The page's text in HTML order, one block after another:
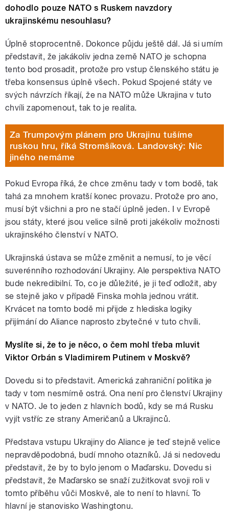
dohodlo pouze NATO s Ruskem navzdory
ukrajinskému nesouhlasu?
Úplně stoprocentně. Dokonce půjdu ještě dál. Já si umím
představit, že jakákoliv jedna země NATO je schopna
tento bod prosadit, protože pro vstup členského státu je
třeba konsensus úplně všech. Pokud Spojené státy ve
svých návrzích říkají, že na NATO může Ukrajina v tuto
chvíli zapomenout, tak to je realita.
Za Trumpovým plánem pro Ukrajinu tušíme
ruskou hru, říká Stromšíková. Landovský: Nic
jiného nemáme
Pokud Evropa říká, že chce změnu tady v tom bodě, tak
tahá za mnohem kratší konec provazu. Protože pro ano,
musí být všichni a pro ne stačí úplně jeden. I v Evropě
jsou státy, které jsou velice silně proti jakékoliv možnosti
ukrajinského členství v NATO.
Ukrajinská ústava se může změnit a nemusí, to je věcí
suverénního rozhodování Ukrajiny. Ale perspektiva NATO
bude nekredibilní. To, co je důležité, je ji teď odložit, aby
se stejně jako v případě Finska mohla jednou vrátit.
Krvácet na tomto bodě mi přijde z hlediska logiky
přijímání do Aliance naprosto zbytečné v tuto chvíli.
Myslíte si, že to je něco, o čem mohl třeba mluvit
Viktor Orbán s Vladimirem Putinem v Moskvě?
Dovedu si to představit. Americká zahraniční politika je
tady v tom nesmírně ostrá. Ona není pro členství Ukrajiny
v NATO. Je to jeden z hlavních bodů, kdy se má Rusku
vyjít vstříc ze strany Američanů a Ukrajinců.
Představa vstupu Ukrajiny do Aliance je teď stejně velice
nepravděpodobná, budí mnoho otazníků. Já si nedovedu
představit, že by to bylo jenom o Maďarsku. Dovedu si
představit, že Maďarsko se snaží zužitkovat svoji roli v
tomto příběhu vůči Moskvě, ale to není to hlavní. To
hlavní je stanovisko Washingtonu.